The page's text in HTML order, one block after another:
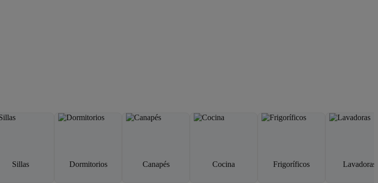
Sillas Dormitorios Canapés Cocina Frigoríficos Lavadoras